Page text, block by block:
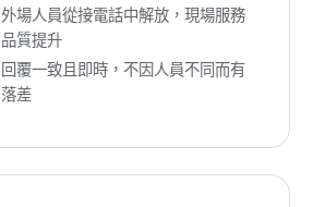
外場人員從接電話中解放，現場服務
品質提升
回覆一致且即時，不因人員不同而有
落差